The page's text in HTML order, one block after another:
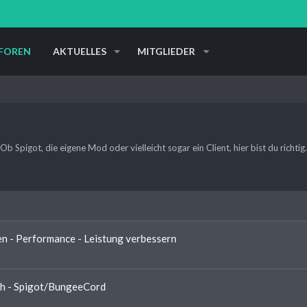
AKTUELLES MITGLIEDER
Spigot, die eigene Mod oder vielleicht sogar ein Client, hier bist du richtig.
- Performance - Leistung verbessern
- Spigot/BungeeCord